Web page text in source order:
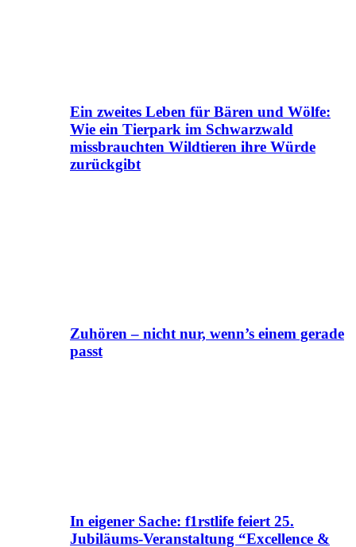
Ein zweites Leben für Bären und Wölfe:
Wie ein Tierpark im Schwarzwald
missbrauchten Wildtieren ihre Würde
zurückgibt
Zuhören – nicht nur, wenn’s einem gerade
passt
In eigener Sache: f1rstlife feiert 25.
Jubiläums-Veranstaltung “Excellence &